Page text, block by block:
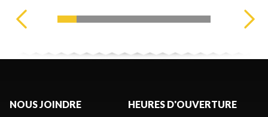
NOUS JOINDRE HEURES D'OUVERTURE